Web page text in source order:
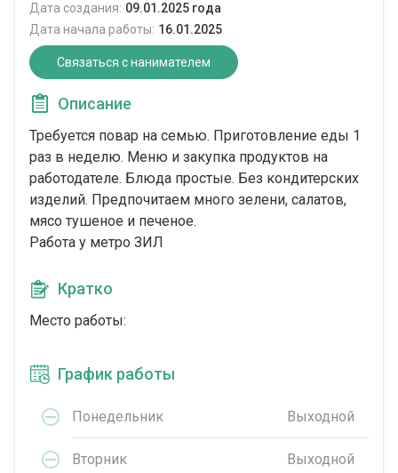
Дата создания: 09.01.2025 года
Дата начала работы: 16.01.2025
Связаться с нанимателем
Описание
Требуется повар на семью. Приготовление еды 1
раз в неделю. Меню и закупка продуктов на
работодателе. Блюда простые. Без кондитерских
изделий. Предпочитаем много зелени, салатов,
мясо тушеное и печеное.
Работа у метро ЗИЛ
Кратко
Место работы:
График работы
Понедельник Выходной
Вторник Выходной